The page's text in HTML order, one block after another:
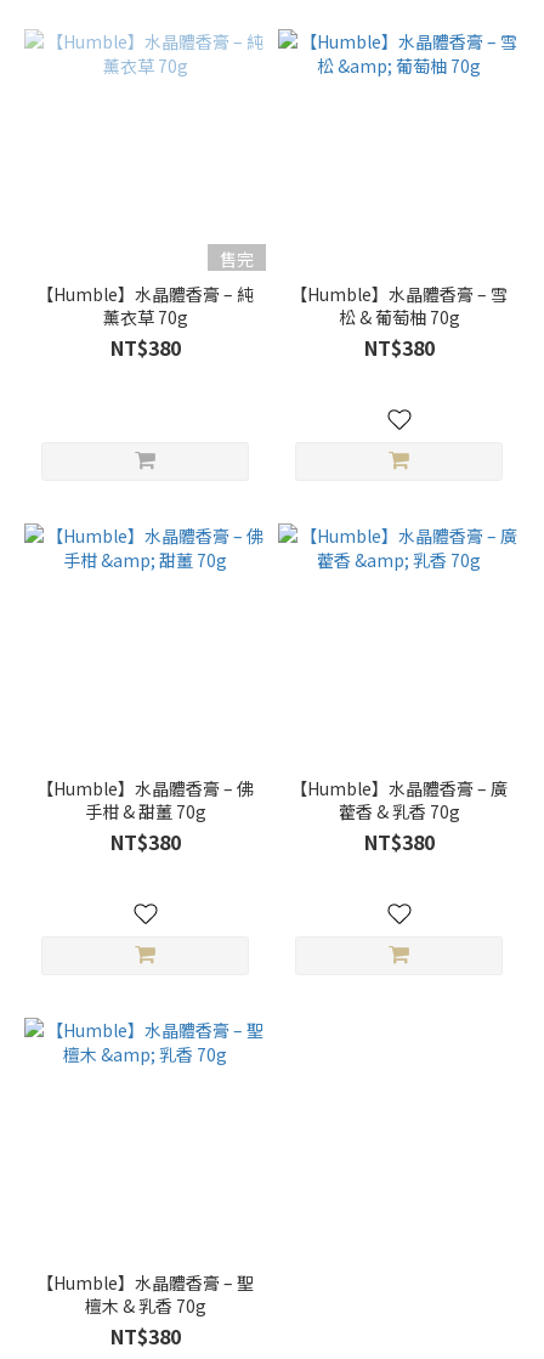
售完
【Humble】水晶體香膏 – 純
薰衣草 70g
NT$380
【Humble】水晶體香膏 – 雪
松 & 葡萄柚 70g
NT$380
【Humble】水晶體香膏 – 佛
手柑 & 甜薑 70g
NT$380
【Humble】水晶體香膏 – 廣
藿香 & 乳香 70g
NT$380
【Humble】水晶體香膏 – 聖
檀木 & 乳香 70g
NT$380